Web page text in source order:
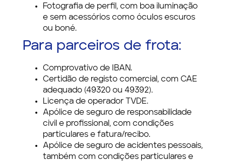
Fotografia de perfil, com boa iluminação
e sem acessórios como óculos escuros
ou boné.
Para parceiros de frota:
Comprovativo de IBAN.
Certidão de registo comercial, com CAE
adequado (49320 ou 49392).
Licença de operador TVDE.
Apólice de seguro de responsabilidade
civil e profissional, com condições
particulares e fatura/recibo.
Apólice de seguro de acidentes pessoais,
também com condições particulares e